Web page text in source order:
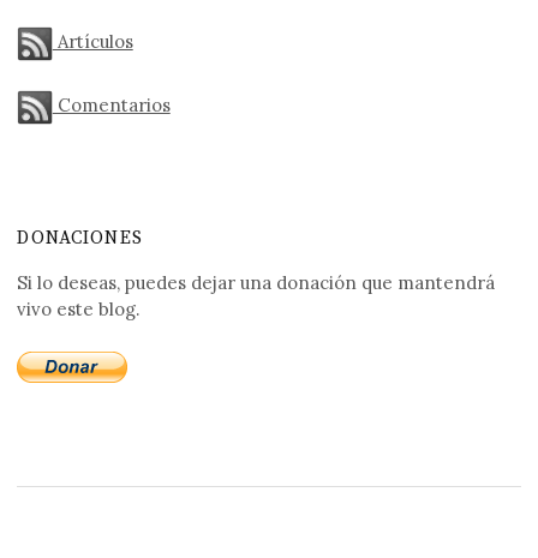
Artículos
Comentarios
DONACIONES
Si lo deseas, puedes dejar una donación que mantendrá
vivo este blog.